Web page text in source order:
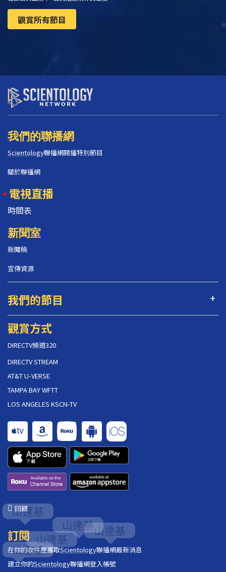
觀賞所有節目
我們的聯播網
Scientology聯播網開播特別節目
關於聯播網
電視直播
時間表
新聞室
新聞稿
宣傳資源
我們的節目
觀賞方式
DIRECTV頻道320
DIRECTV STREAM
AT&T U-VERSE
TAMPA BAY WFTT
LOS ANGELES KSCN-TV
回饋
訂閱
在你的收件匣獲取Scientology聯播網最新消息
建立你的Scientology聯播網登入帳號